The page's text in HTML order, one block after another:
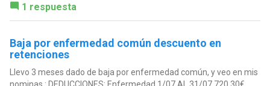
1 respuesta
Baja por enfermedad común descuento en
retenciones
Llevo 3 meses dado de baja por enfermedad común, y veo en mis
nominas : DEDUCCIONES: Enfermedad 1/07 AL 31/07 720.30€